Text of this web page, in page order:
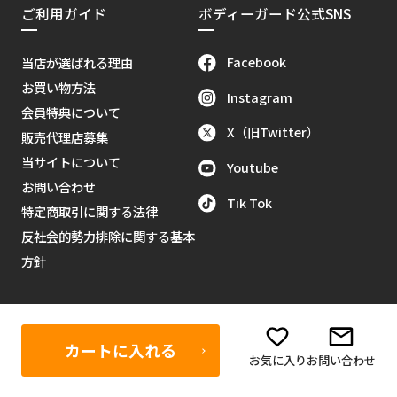
カートに入れる お気に入りお問い合わせ
ご利用ガイド
当店が選ばれる理由
お買い物方法
会員特典について
販売代理店募集
当サイトについて
お問い合わせ
特定商取引に関する法律
反社会的勢力排除に関する基本
方針
ボディーガード公式SNS
Facebook
Instagram
X（旧Twitter）
Youtube
Tik Tok